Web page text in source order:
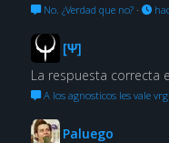
No. ¿Verdad que no?·
[Ψ]
La respuesta correcta
A los agnosticos les vale vrg
Paluego